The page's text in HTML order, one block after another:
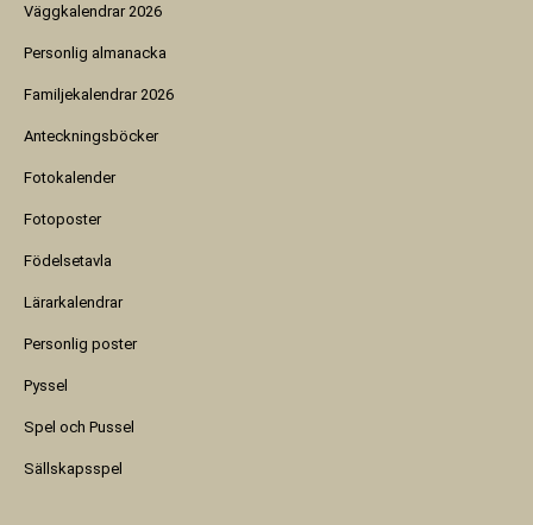
Väggkalendrar 2026
Personlig almanacka
Familjekalendrar 2026
Anteckningsböcker
Fotokalender
Fotoposter
Födelsetavla
Lärarkalendrar
Personlig poster
Pyssel
Spel och Pussel
Sällskapsspel